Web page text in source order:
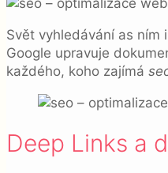
Svět vyhledávání as ním i
Google upravuje
každého, koho zajímá
Deep Links a